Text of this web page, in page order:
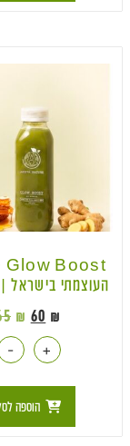
העוצמתי בישראל | 250 מ״ל
₪ 60 ₪
- +
הוספה